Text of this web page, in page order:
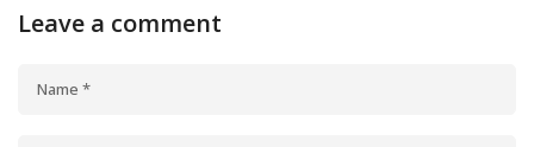
Leave a comment